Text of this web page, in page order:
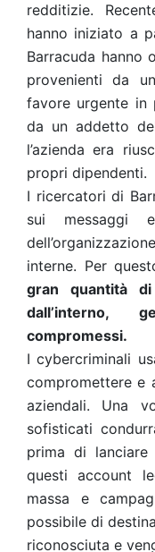
redditizie.
hanno iniziato a
Barracuda hanno
provenienti da
favore urgente in
da un addetto
l’azienda era
propri dipendenti.
I ricercatori di
sui messaggi
interne. Per
gran quantità
dall’interno,
compromessi.
I cybercriminali
compromettere e
aziendali. Una
sofisticati
prima di lanciare
questi account
massa e
possibile di
riconosciuta e